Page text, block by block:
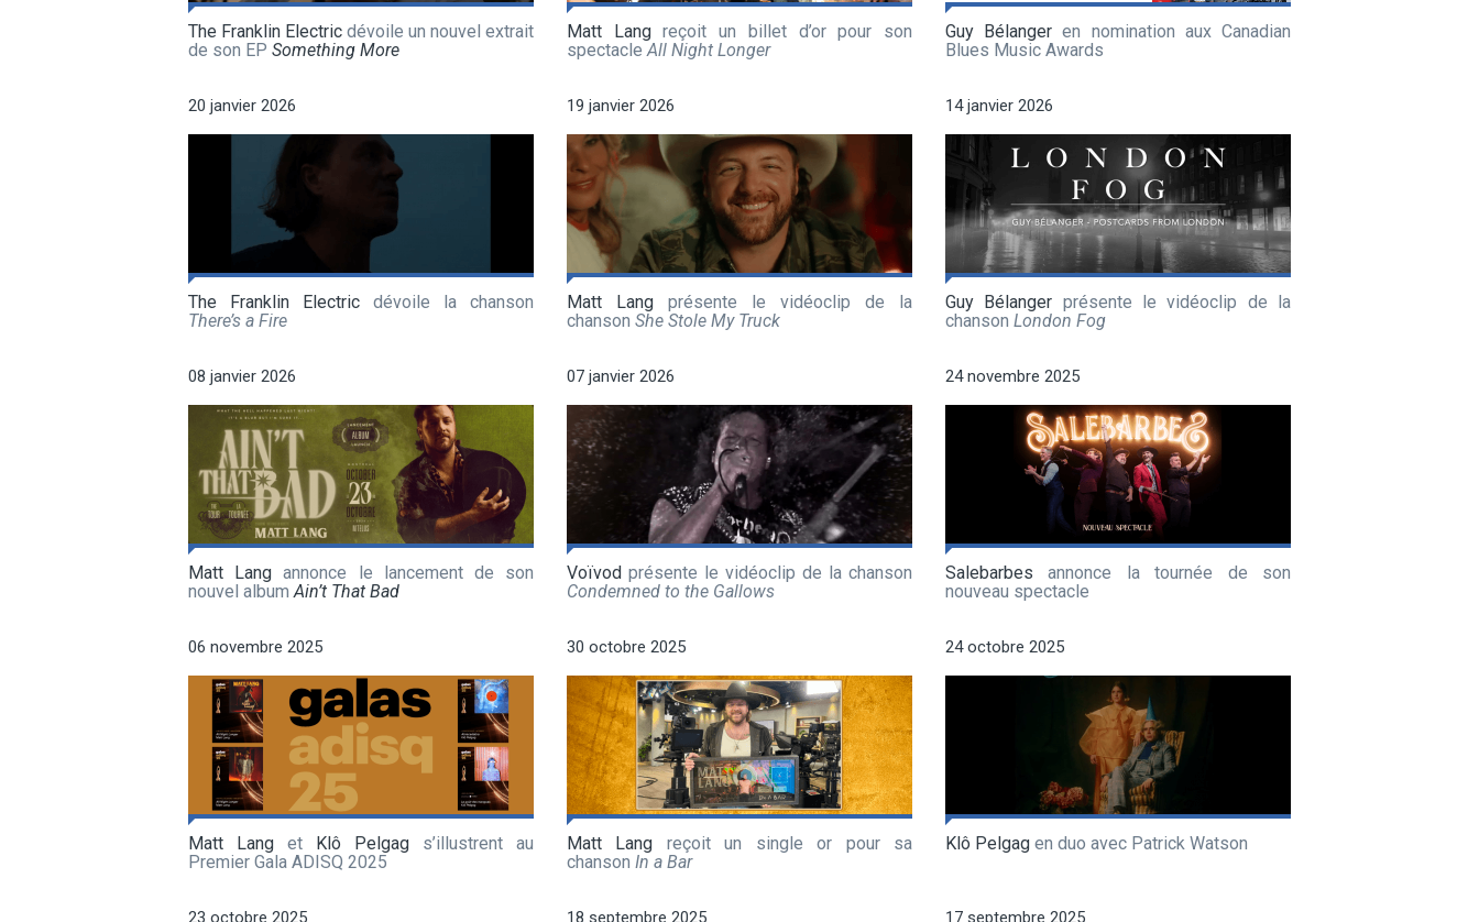
The Franklin Electric dévoile un nouvel extrait
de son EP Something More
Matt Langreçoit un billet d’or pour son
spectacleAll Night Longer
Guy Bélanger en nomination aux Canadian
Blues Music Awards
20 janvier 2026
The Franklin Electric dévoile la chanson
There’s a Fire
19 janvier 2026
Matt Lang présente le vidéoclip de la
chanson She Stole My Truck
14 janvier 2026
Guy Bélanger présente le vidéoclip de la
chanson London Fog
08 janvier 2026
Matt Lang annonce le lancement de son
nouvel albumAin’t That Bad
07 janvier 2026
Voïvod présente le vidéoclip de la chanson
Condemned to the Gallows
24 novembre 2025
Salebarbes annonce la tournée de son
nouveau spectacle
06 novembre 2025
Matt Lang et Klô Pelgag s’illustrent au
Premier Gala ADISQ 2025
30 octobre 2025
Matt Lang reçoit un single or pour sa
chanson In a Bar
24 octobre 2025
Klô Pelgag en duo avec Patrick Watson
23 octobre 2025 18 septembre 2025 17 septembre 2025